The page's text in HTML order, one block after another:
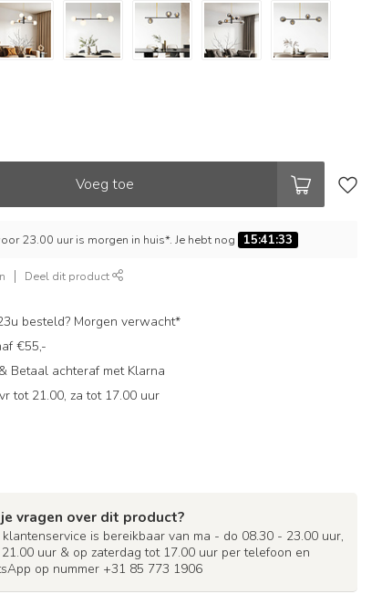
Voeg toe
23.00 uur is morgen in huis*. Je hebt nog 15:41:32
Deel dit product
besteld? Morgen verwacht*
€55,-
Betaal achteraf met Klarna
tot 21.00, za tot 17.00 uur
vragen over dit product?
klantenservice is bereikbaar van ma - do 08.30 - 23.00 uur,
uur & op zaterdag tot 17.00 uur per telefoon en
op nummer +31 85 773 1906